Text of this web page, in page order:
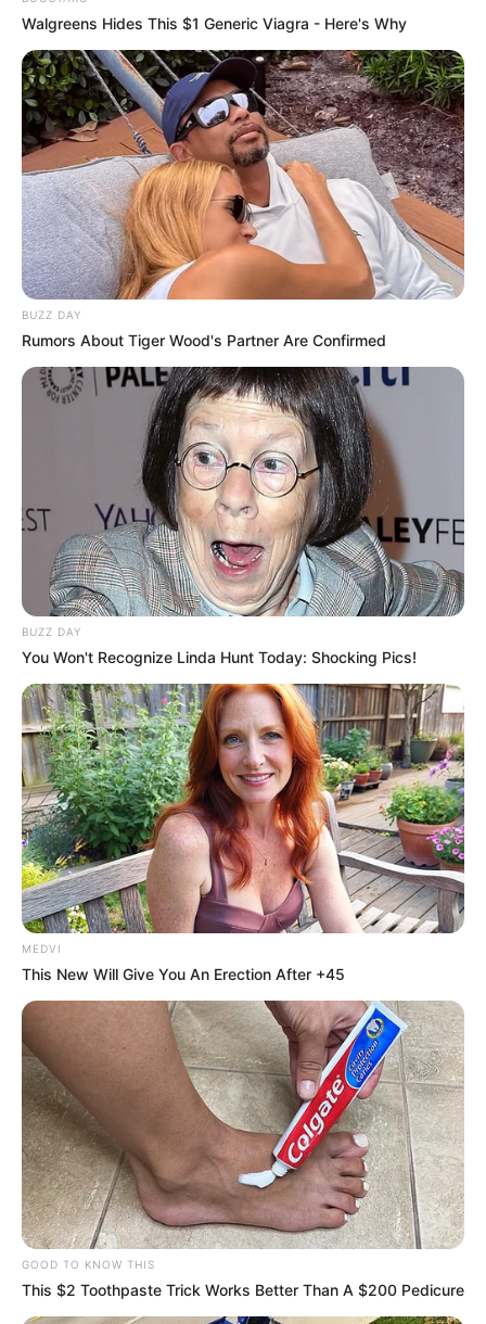
Walgreens Hides This $1 Generic Viagra - Here's Why
BUZZ DAY
Rumors About Tiger Wood's Partner Are Confirmed
BUZZ DAY
You Won't Recognize Linda Hunt Today: Shocking Pics!
MEDVI
This New Will Give You An Erection After +45
GOOD TO KNOW THIS
This $2 Toothpaste Trick Works Better Than A $200 Pedicure